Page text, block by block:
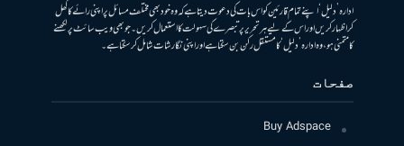
ادارہ ’دلیل‘ اپنے تمام قارئین کو اس بات کی دعوت دیتا ہے کہ وہ خود بھی مختلف مسائل پر اپنی رائے کا کھل
کر اظہار کریں اور اس کے لیے ہر تحریر پر تبصرے کی سہولت کا استعمال کریں۔ جو بھی ویب سائٹ پر لکھنے
کا متمنی ہو، وہ ادارہ ’دلیل‘ کا مستقل رکن بن سکتا ہے اور اپنی نگارشات شامل کرسکتا ہے۔
صفحات
Buy Adspace